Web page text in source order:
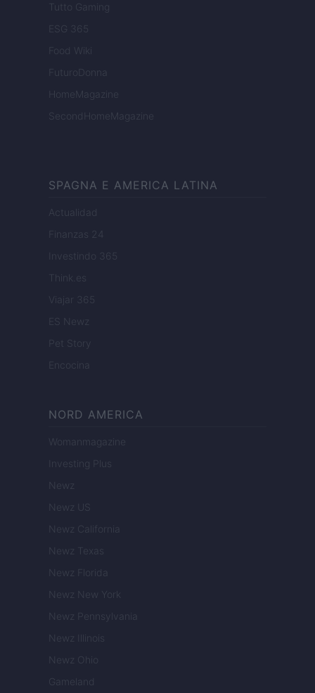
Tutto Gaming
ESG 365
Food Wiki
FuturoDonna
HomeMagazine
SecondHomeMagazine
SPAGNA E AMERICA LATINA
Actualidad
Finanzas 24
Investindo 365
Think.es
Viajar 365
ES Newz
Pet Story
Encocina
NORD AMERICA
Womanmagazine
Investing Plus
Newz
Newz US
Newz California
Newz Texas
Newz Florida
Newz New York
Newz Pennsylvania
Newz Illinois
Newz Ohio
Gameland